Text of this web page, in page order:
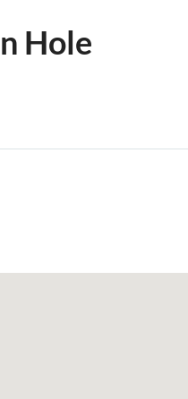
Hole